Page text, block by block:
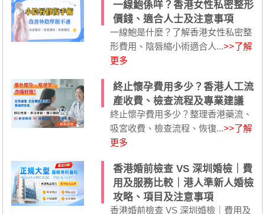
一線鮑係咩？香港女性私密整形
價錢、適合人士及注意事項
一線鮑是什麼？了解香港女性私密整
形費用、陰唇縮小術適合人...>>了解
更多
終止懷孕費用多少？香港人工流
產收費、檢查流程及專業建議
終止懷孕費用多少？整理香港藥流、
吸宮收費、檢查流程、恢復...>>了解
更多
香港婚前檢查 VS 深圳婚檢｜費
用及服務比較｜港人準新人婚檢
攻略、項目及注意事項
香港婚前檢查 VS 深圳婚檢｜費用及